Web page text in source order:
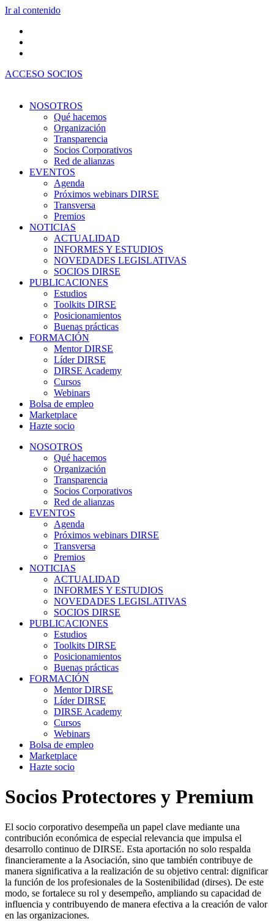
Ir al contenido
ACCESO SOCIOS
NOSOTROS
Qué hacemos
Organización
Transparencia
Socios Corporativos
Red de alianzas
EVENTOS
Agenda
Próximos webinars DIRSE
Transversa
Premios
NOTICIAS
ACTUALIDAD
INFORMES Y ESTUDIOS
NOVEDADES LEGISLATIVAS
SOCIOS DIRSE
PUBLICACIONES
Estudios
Toolkits DIRSE
Posicionamientos
Buenas prácticas
FORMACIÓN
Mentor DIRSE
Líder DIRSE
DIRSE Academy
Cursos
Webinars
Bolsa de empleo
Marketplace
Hazte socio
NOSOTROS
Qué hacemos
Organización
Transparencia
Socios Corporativos
Red de alianzas
EVENTOS
Agenda
Próximos webinars DIRSE
Transversa
Premios
NOTICIAS
ACTUALIDAD
INFORMES Y ESTUDIOS
NOVEDADES LEGISLATIVAS
SOCIOS DIRSE
PUBLICACIONES
Estudios
Toolkits DIRSE
Posicionamientos
Buenas prácticas
FORMACIÓN
Mentor DIRSE
Líder DIRSE
DIRSE Academy
Cursos
Webinars
Bolsa de empleo
Marketplace
Hazte socio
Socios Protectores y Premium
El socio corporativo desempeña un papel clave mediante una
contribución económica de especial relevancia que impulsa el
desarrollo continuo de DIRSE. Esta aportación no solo respalda
financieramente a la Asociación, sino que también contribuye de
manera significativa a la realización de su objetivo central: dignificar
la función de los profesionales de la Sostenibilidad (dirses). De este
modo, se fortalece su rol y desempeño, ampliando su capacidad de
influencia y contribuyendo de manera efectiva a la creación de valor
en las organizaciones.